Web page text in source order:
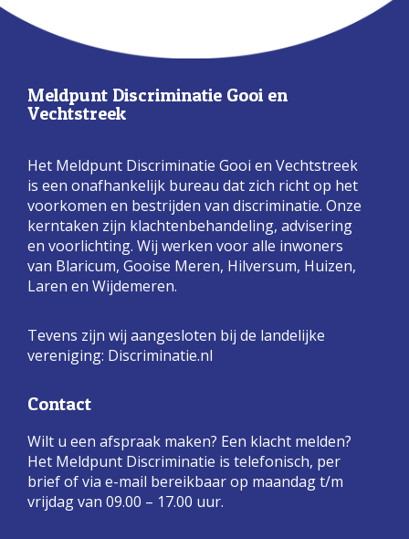
Meldpunt Discriminatie Gooi en
Vechtstreek
Het Meldpunt Discriminatie Gooi en Vechtstreek
is een onafhankelijk bureau dat zich richt op het
voorkomen en bestrijden van discriminatie. Onze
kerntaken zijn klachtenbehandeling, advisering
en voorlichting. Wij werken voor alle inwoners
van Blaricum, Gooise Meren, Hilversum, Huizen,
Laren en Wijdemeren.
Tevens zijn wij aangesloten bij de landelijke
vereniging: Discriminatie.nl
Contact
Wilt u een afspraak maken? Een klacht melden?
Het Meldpunt Discriminatie is telefonisch, per
brief of via e-mail bereikbaar op maandag t/m
vrijdag van 09.00 – 17.00 uur.